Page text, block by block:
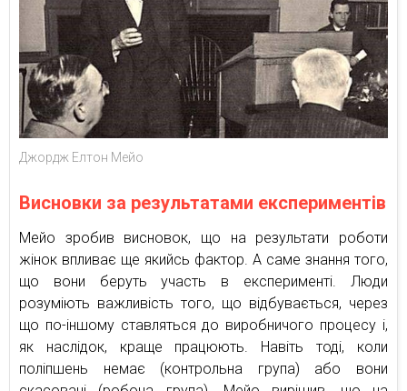
Джордж Елтон Мейо
Висновки за результатами експериментів
Мейо зробив висновок, що на результати роботи
жінок впливає ще якийсь фактор. А саме знання того,
що вони беруть участь в експерименті. Люди
розуміють важливість того, що відбувається, через
що по-іншому ставляться до виробничого процесу і,
як наслідок, краще працюють. Навіть тоді, коли
поліпшень немає (контрольна група) або вони